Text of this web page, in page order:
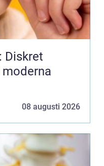
Diskret
08 augusti 2026